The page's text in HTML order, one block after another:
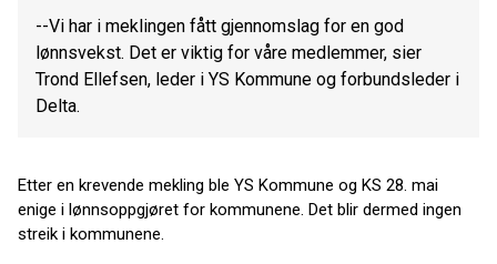
--Vi har i meklingen fått gjennomslag for en god
lønnsvekst. Det er viktig for våre medlemmer, sier
Trond Ellefsen, leder i YS Kommune og forbundsleder i
Delta.
Etter en krevende mekling ble YS Kommune og KS 28. mai
enige i lønnsoppgjøret for kommunene. Det blir dermed ingen
streik i kommunene.